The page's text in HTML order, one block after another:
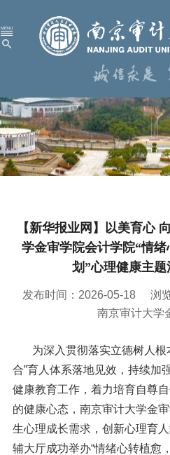
学校概况
机构设置
人才培养
招生就业
校园服务
意见快递站
融合门户 校园邮箱 访客申请
【新华报业网】以美育心
学金审学院会计学院“情
划”心理健康主
发布时间：2026-05-18 浏
南京审计大学
为深入贯彻落实立德树人根
合”育人体系落地见效，持续加
健康教育工作，着力培育自尊
的健康心态，南京审计大学金
生心理成长需求，创新心理育
辅大厅成功举办“情绪心转植愈